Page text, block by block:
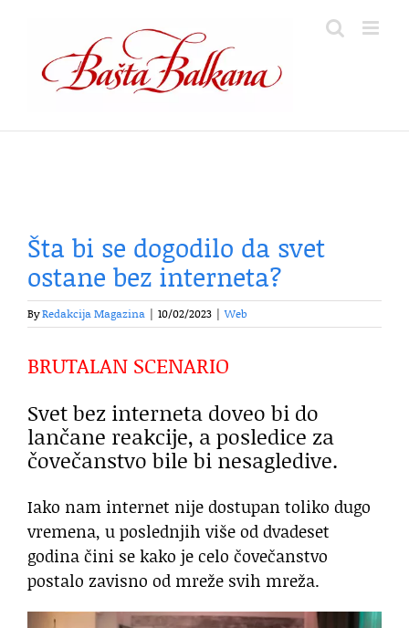
content
Šta bi se dogodilo da svet
ostane bez interneta?
ByRedakcija Magazina 10/02/2023 Web
BRUTALAN SCENARIO
Svet bez interneta doveo bi do
lančane reakcije, a posledice za
čovečanstvo bile bi nesagledive.
Iako nam internet nije dostupan toliko dugo
vremena, u poslednjih više od dvadeset
godina čini se kako je celo čovečanstvo
postalo zavisno od mreže svih mreža.